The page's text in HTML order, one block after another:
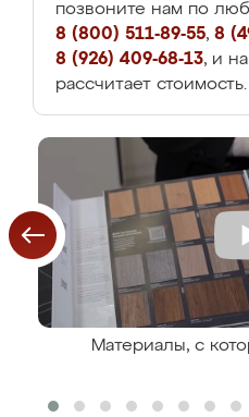
позвоните нам по
8 (800) 511-89-55, 8
8 (926) 409-68-13, и
рассчитает стоимость.
Материалы, с